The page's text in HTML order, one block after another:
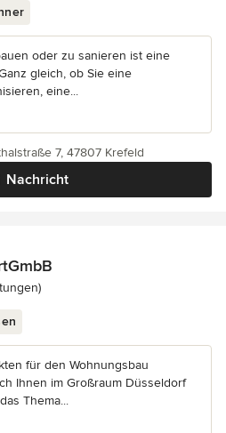
oder zu sanieren ist eine
gleich, ob Sie eine
eine...
Nachricht
7, 47807 Krefeld
5 von 5 Sternen
für den Wohnungsbau
Ihnen im Großraum Düsseldorf
Thema...